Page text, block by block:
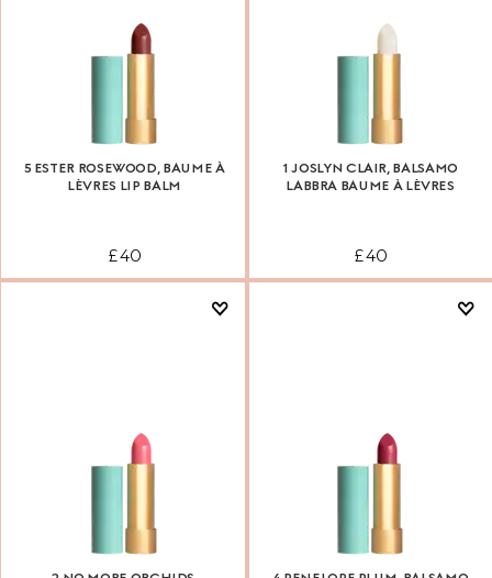
5 ESTER ROSEWOOD, BAUME À
LÈVRES LIP BALM
£ 40
1 JOSLYN CLAIR, BALSAMO
LABBRA BAUME À LÈVRES
£ 40